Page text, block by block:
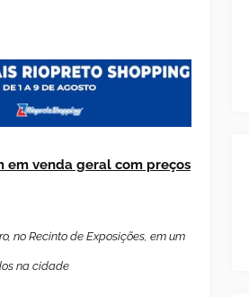
em venda geral com preços
no Recinto de Exposições, em um
na cidade